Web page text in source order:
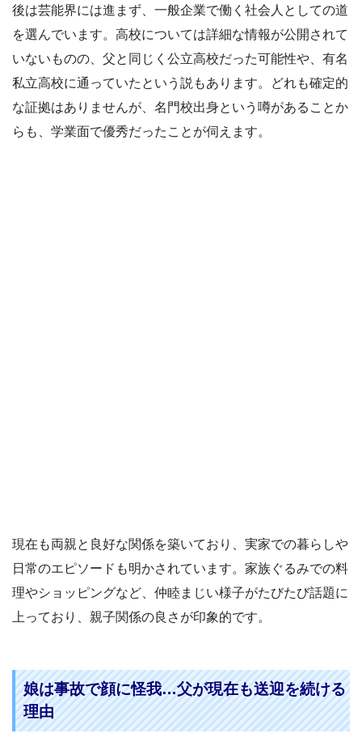
後は芸能界には進まず、一般企業で働く社会人としての道
を選んでいます。高校については詳細な情報が公開されて
いないものの、父と同じく公立高校だった可能性や、有名
私立高校に通っていたという説もあります。どれも確定的
な証拠はありませんが、名門校出身という噂があることか
らも、学業面で優秀だったことが伺えます。
現在も両親と良好な関係を築いており、実家での暮らしや
日常のエピソードも明かされています。家族ぐるみでの料
理やショッピングなど、仲睦まじい様子がたびたび話題に
上っており、親子関係の良さが印象的です。
娘は事故で顔に怪我…父が現在も送迎を続ける
理由